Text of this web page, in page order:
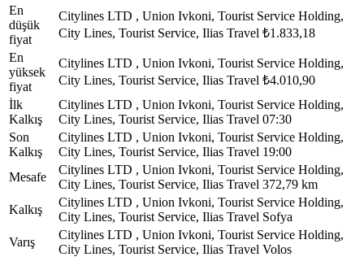
En
düşük
fiyat
Citylines LTD , Union Ivkoni, Tourist Service Holding,
City Lines, Tourist Service, Ilias Travel ₺1.833,18
En
yüksek
fiyat
Citylines LTD , Union Ivkoni, Tourist Service Holding,
City Lines, Tourist Service, Ilias Travel ₺4.010,90
İlk
Kalkış
Citylines LTD , Union Ivkoni, Tourist Service Holding,
City Lines, Tourist Service, Ilias Travel 07:30
Son
Kalkış
Citylines LTD , Union Ivkoni, Tourist Service Holding,
City Lines, Tourist Service, Ilias Travel 19:00
Mesafe
Citylines LTD , Union Ivkoni, Tourist Service Holding,
City Lines, Tourist Service, Ilias Travel 372,79 km
Kalkış
Citylines LTD , Union Ivkoni, Tourist Service Holding,
City Lines, Tourist Service, Ilias Travel Sofya
Varış
Citylines LTD , Union Ivkoni, Tourist Service Holding,
City Lines, Tourist Service, Ilias Travel Volos